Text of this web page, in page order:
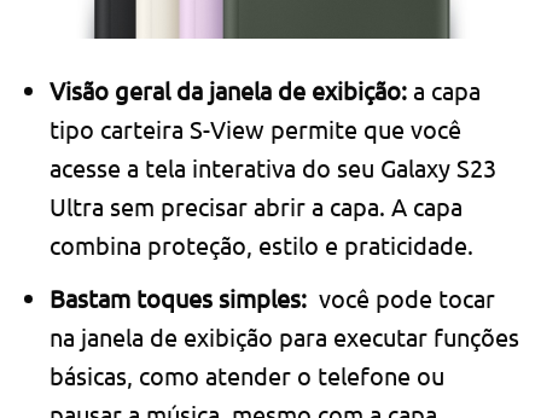
Visão geral da janela de exibição: a capa
tipo carteira S-View permite que você
acesse a tela interativa do seu Galaxy S23
Ultra sem precisar abrir a capa. A capa
combina proteção, estilo e praticidade.
Bastam toques simples: você pode tocar
na janela de exibição para executar funções
básicas, como atender o telefone ou